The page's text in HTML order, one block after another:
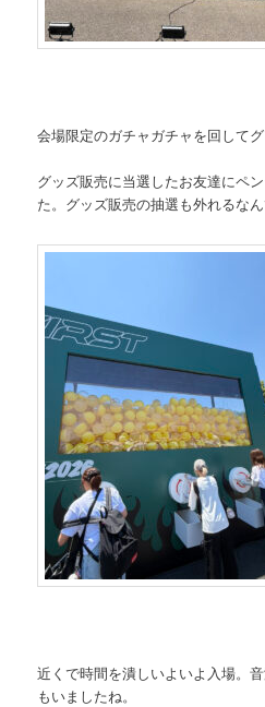
会場限定のガチャガチャを回してグ
グッズ販売に当選したお友達にペ
た。グッズ販売の抽選も外れるな
近くで時間を潰しいよいよ入場。
もいましたね。